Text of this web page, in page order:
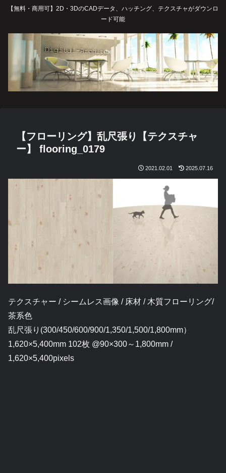
【無料・商用可】2D・3DのCADデータ、ハッチング、テクスチャがダウンロ
ード可能
【フローリング】乱尺張り【テクスチャ
ー】 flooring_0179
2021.02.01 2025.07.16
テクスチャー / シームレス画像 / 床材 / 木質フローリング/
茶系色
乱尺張り(300/450/600/900/1,350/1,500/1,800mm）
1,620×5,400mm 102枚 @90×300～1,800mm /
1,620×5,400pixels